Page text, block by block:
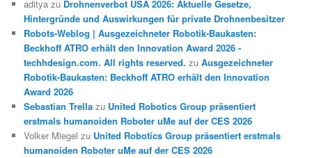
aditya zu Drohnenverbot USA 2026: Aktuelle Gesetze,
Hintergründe und Auswirkungen für private Drohnenbesitzer
Robots-Weblog | Ausgezeichneter Robotik-Baukasten:
Beckhoff ATRO erhält den Innovation Award 2026 -
techhdesign.com. All rights reserved. zuAusgezeichneter
Robotik-Baukasten: Beckhoff ATRO erhält den Innovation
Award 2026
Sebastian Trella zu United Robotics Group präsentiert
erstmals humanoiden Roboter uMe auf der CES 2026
Volker Miegel zu United Robotics Group präsentiert erstmals
humanoiden Roboter uMe auf der CES 2026